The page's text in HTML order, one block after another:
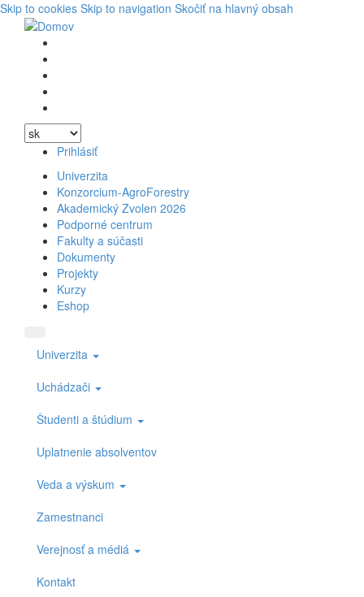
Skip to cookies Skip to navigation Skočiť na hlavný obsah
Prihlásiť
Univerzita
Konzorcium-AgroForestry
Akademický Zvolen 2026
Podporné centrum
Fakulty a súčasti
Dokumenty
Projekty
Kurzy
Eshop
Univerzita
Uchádzači
Študenti a štúdium
Uplatnenie absolventov
Veda a výskum
Zamestnanci
Verejnosť a médiá
Kontakt